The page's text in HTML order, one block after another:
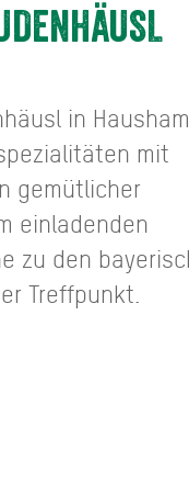
in Hausham
mit
gemütlicher
einladenden
zu den
Treffpunkt.